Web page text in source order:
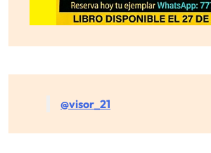
@visor_21